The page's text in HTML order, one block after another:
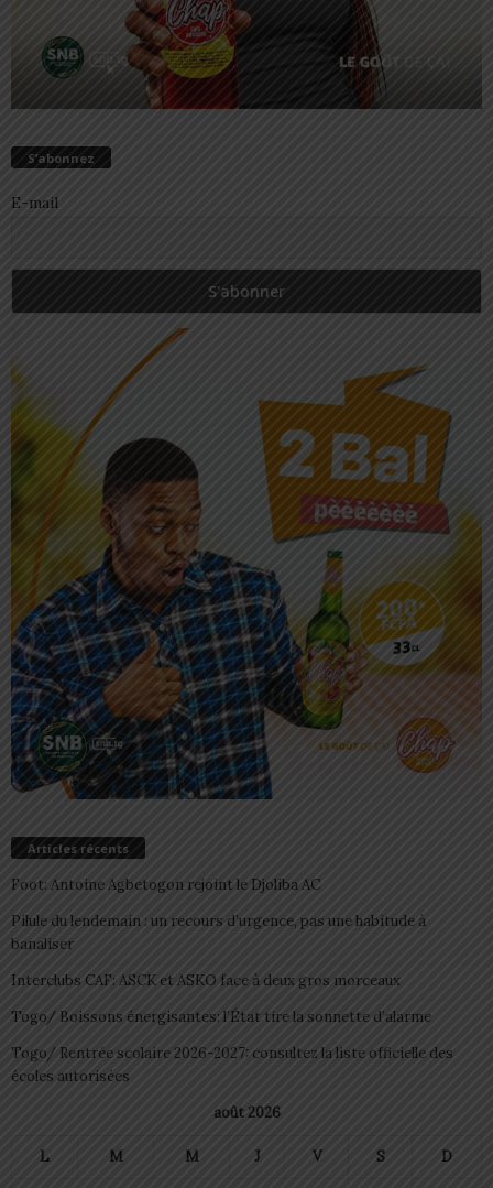
S’abonnez
E-mail
Articles récents
Foot: Antoine Agbetogon rejoint le Djoliba AC
Pilule du lendemain : un recours d’urgence, pas une habitude à
banaliser
Interclubs CAF: ASCK et ASKO face à deux gros morceaux
Togo/ Boissons énergisantes: l’État tire la sonnette d’alarme
Togo/ Rentrée scolaire 2026-2027: consultez la liste officielle des
écoles autorisées
août 2026
L M M J V S D